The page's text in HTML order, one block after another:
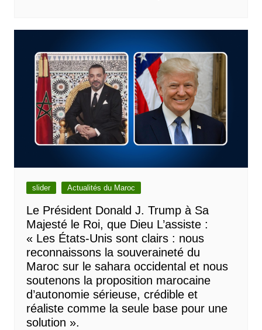
slider Actualités du Maroc
Le Président Donald J. Trump à Sa
Majesté le Roi, que Dieu L’assiste :
« Les États-Unis sont clairs : nous
reconnaissons la souveraineté du
Maroc sur le sahara occidental et nous
soutenons la proposition marocaine
d’autonomie sérieuse, crédible et
réaliste comme la seule base pour une
solution ».